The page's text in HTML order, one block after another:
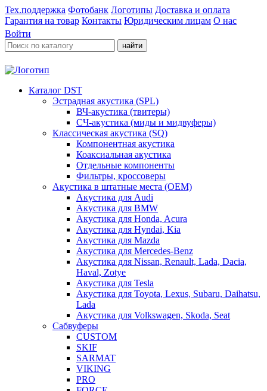
Тех.поддержка Фотобанк Логотипы Доставка и оплата
Гарантия на товар Контакты Юридическим лицам О нас
Войти
найти
Каталог DST
Эстрадная акустика (SPL)
ВЧ-акустика (твитеры)
СЧ-акустика (миды и мидвуферы)
Классическая акустика (SQ)
Компонентная акустика
Коаксиальная акустика
Отдельные компоненты
Фильтры, кроссоверы
Акустика в штатные места (OEM)
Акустика для Audi
Акустика для BMW
Акустика для Honda, Acura
Акустика для Hyndai, Kia
Акустика для Mazda
Акустика для Mercedes-Benz
Акустика для Nissan, Renault, Lada, Dacia,
Haval, Zotye
Акустика для Tesla
Акустика для Toyota, Lexus, Subaru, Daihatsu,
Lada
Акустика для Volkswagen, Skoda, Seat
Сабвуферы
CUSTOM
SKIF
SARMAT
VIKING
PRO